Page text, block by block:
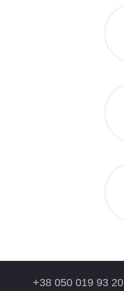
+38 050 019 93 20